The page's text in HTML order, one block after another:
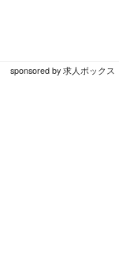
sponsored by 求人ボックス